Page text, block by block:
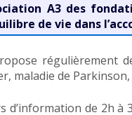
A3 des
de vie dans
régulièrement
maladie de
d’information de 2h